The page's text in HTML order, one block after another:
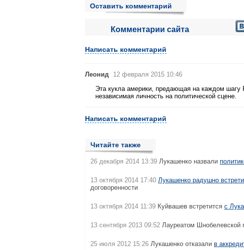
Оставить комментарий
Комментарии сайта
Написать комментарий
Леонид
12 февраля 2015 10:46
Эта кукла америки, предающая на каждом шагу
независимая личность на политической сцене.
Написать комментарий
Читайте также
26 декабря 2014 13:39 Лукашенко назвали
13 октября 2014 17:40 Лукашенко радушно
договоренности
13 октября 2014 11:39 Куйвашев встретится с
13 сентября 2013 09:52 Лауреатом Шнобелевской
25 июля 2012 15:26 Лукашенко отказали в